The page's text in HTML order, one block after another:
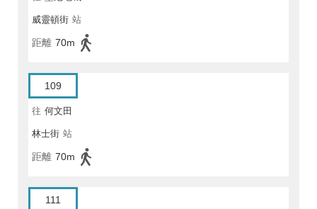
威靈頓街 站
距離 70m
109
往 何文田
林士街 站
距離 70m
111